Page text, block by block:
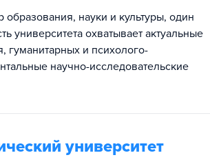
науки и культуры, один
университета охватывает актуальные
гуманитарных и психолого-
научно-исследовательские
университет